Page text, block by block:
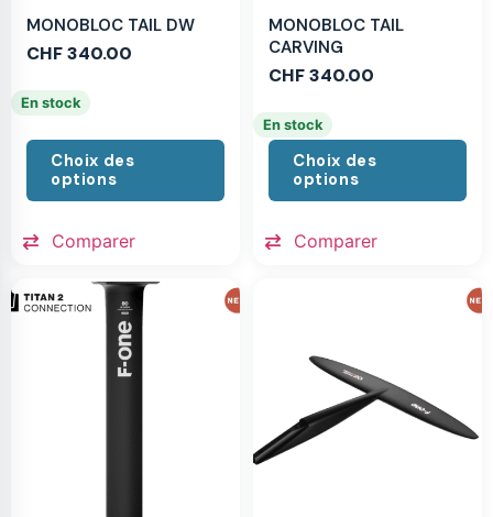
MONOBLOC TAIL DW
CHF340.00
En stock
Choix des
options
Comparer
MONOBLOC TAIL
CARVING
CHF340.00
En stock
Choix des
options
Comparer